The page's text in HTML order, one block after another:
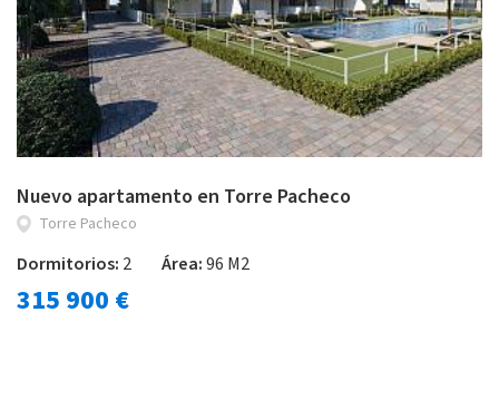
Nuevo apartamento en Torre Pacheco
Torre Pacheco
Dormitorios: 2 Área:96 M2
315 900 €